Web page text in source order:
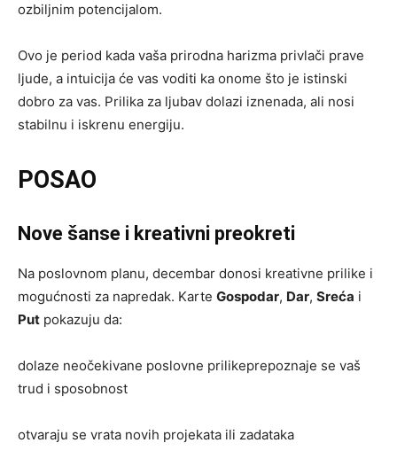
ozbiljnim potencijalom.
Ovo je period kada vaša prirodna harizma privlači prave
ljude, a intuicija će vas voditi ka onome što je istinski
dobro za vas. Prilika za ljubav dolazi iznenada, ali nosi
stabilnu i iskrenu energiju.
POSAO
Nove šanse i kreativni preokreti
Na poslovnom planu, decembar donosi kreativne prilike i
mogućnosti za napredak. Karte Gospodar, Dar, Sreća i
Put pokazuju da:
dolaze neočekivane poslovne prilikeprepoznaje se vaš
trud i sposobnost
otvaraju se vrata novih projekata ili zadataka